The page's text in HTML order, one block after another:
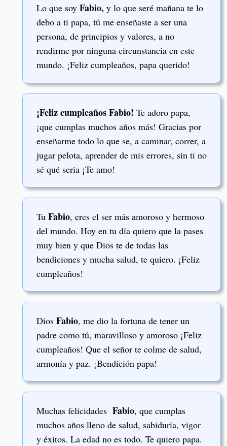
Lo que soy Fabio, y lo que seré mañana te lo
debo a ti papa, tú me enseñaste a ser una
persona, de principios y valores, a no
rendirme por ninguna circunstancia en este
mundo. ¡Feliz cumpleaños, papa querido!
¡Feliz cumpleaños Fabio! Te adoro papa,
¡que cumplas muchos años más! Gracias por
enseñarme todo lo que se, a caminar, correr, a
jugar pelota, aprender de mis errores, sin ti no
sé qué seria ¡Te amo!
Tu Fabio, eres el ser más amoroso y hermoso
del mundo. Hoy en tu día quiero que la pases
muy bien y que Dios te de todas las
bendiciones y mucha salud, te quiero. ¡Feliz
cumpleaños!
Dios Fabio, me dio la fortuna de tener un
padre como tú, maravilloso y amoroso ¡Feliz
cumpleaños! Que el señor te colme de salud,
armonía y paz. ¡Bendición papa!
Muchas felicidades Fabio, que cumplas
muchos años lleno de salud, sabiduría, vigor
y éxitos. La edad no es todo. Te quiero papa.